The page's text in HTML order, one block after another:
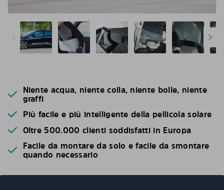
Niente acqua, niente colla, niente bolle, niente
graffi
Più facile e più intelligente della pellicola solare
Oltre 500.000 clienti soddisfatti in Europa
Facile da montare da solo e facile da smontare
quando necessario